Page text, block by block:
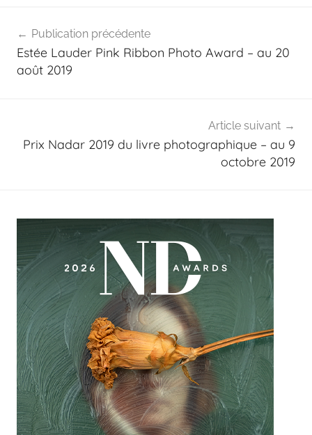
de
l’article
Publication précédente
Estée Lauder Pink Ribbon Photo Award – au 20
août 2019
Article suivant
Prix Nadar 2019 du livre photographique – au 9
octobre 2019